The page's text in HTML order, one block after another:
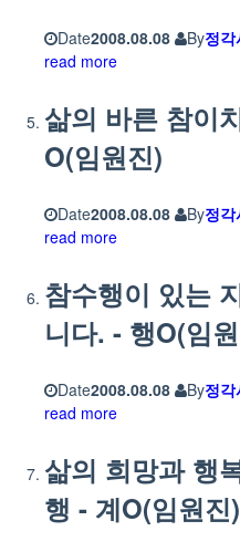
Date2008.08.08 By정각
read more
삶의 바른 참이
O(임원진)
Date2008.08.08 By정각
read more
참수행이 있는
니다. - 행O(임
Date2008.08.08 By정각
read more
삶의 희망과 행
행 - 계O(임원진)